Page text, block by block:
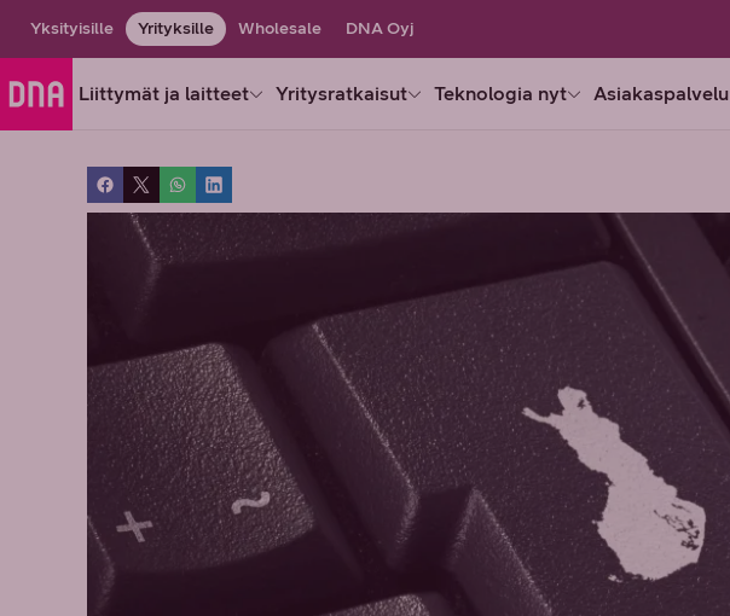
Yksityisille Yrityksille Wholesale DNA Oyj
Liittymät ja laitteet Yritysratkaisut Teknologia nyt Asiakaspalvelu